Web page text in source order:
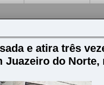
e atira três
Juazeiro do Norte,